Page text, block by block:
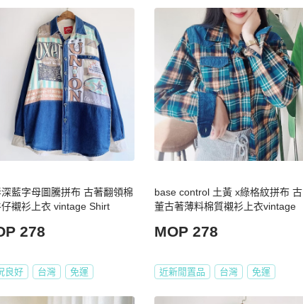
藍字母圖騰拼布 古著翻領棉
襯衫上衣 vintage Shirt
278
良好 台灣 免運
base control 土黃 x綠格紋拼布 古
董古著薄料棉質襯衫上衣vintage
MOP 278
近新閒置品 台灣 免運